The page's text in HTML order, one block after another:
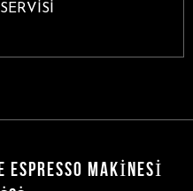
MAKINESI